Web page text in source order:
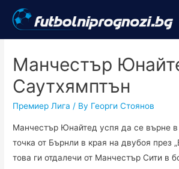
Манчестър
Саутхямптън
Премиер Лига / By Георги Стоянов
Манчестър Юнайтед успя да се върне в
точка от Бърнли в края на двубоя през
това ги отдалечи от Манчестър Сити в